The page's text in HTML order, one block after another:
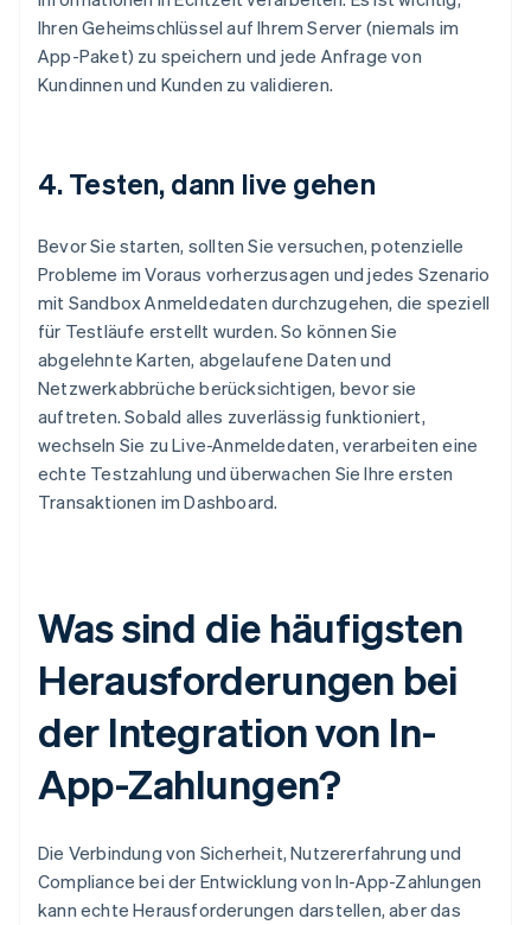
Ihren Geheimschlüssel auf Ihrem Server (niemals im
App-Paket) zu speichern und jede Anfrage von
Kundinnen und Kunden zu validieren.
4. Testen, dann live gehen
Bevor Sie starten, sollten Sie versuchen, potenzielle
Probleme im Voraus vorherzusagen und jedes Szenario
mit Sandbox Anmeldedaten durchzugehen, die speziell
für Testläufe erstellt wurden. So können Sie
abgelehnte Karten, abgelaufene Daten und
Netzwerkabbrüche berücksichtigen, bevor sie
auftreten. Sobald alles zuverlässig funktioniert,
wechseln Sie zu Live-Anmeldedaten, verarbeiten eine
echte Testzahlung und überwachen Sie Ihre ersten
Transaktionen im Dashboard.
Was sind die häufigsten
Herausforderungen bei
der Integration von In-
App-Zahlungen?
Die Verbindung von Sicherheit, Nutzererfahrung und
Compliance bei der Entwicklung von In-App-Zahlungen
kann echte Herausforderungen darstellen, aber das